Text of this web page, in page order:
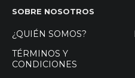
SOBRE NOSOTROS
¿QUIÉN SOMOS?
TÉRMINOS Y
CONDICIONES